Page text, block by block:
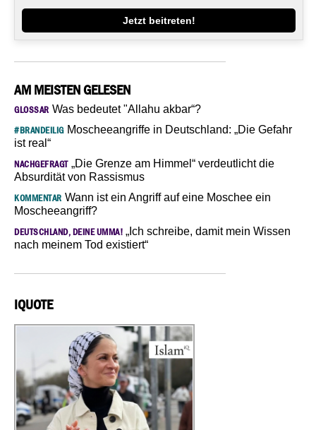
Jetzt beitreten!
AM MEISTEN GELESEN
GLOSSAR Was bedeutet "Allahu akbar“?
#BRANDEILIGMoscheeangriffe in Deutschland: „Die Gefahr
ist real“
NACHGEFRAGT„Die Grenze am Himmel“ verdeutlicht die
Absurdität von Rassismus
KOMMENTAR Wann ist ein Angriff auf eine Moschee ein
Moscheeangriff?
DEUTSCHLAND, DEINE UMMA! „Ich schreibe, damit mein Wissen
nach meinem Tod existiert“
IQUOTE